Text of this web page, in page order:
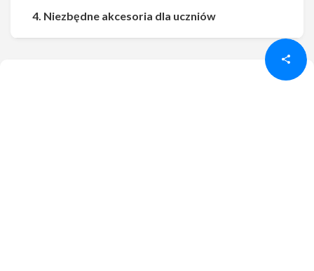
Udostępnij
4. Niezbędne akcesoria dla uczniów